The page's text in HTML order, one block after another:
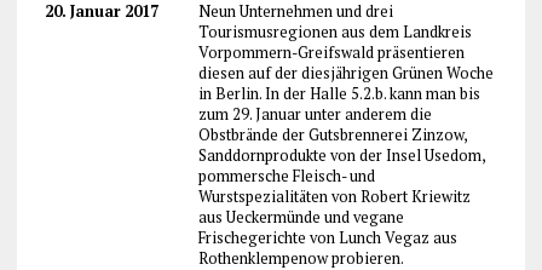
20. Januar 2017
Neun Unternehmen und drei
Tourismusregionen aus dem Landkreis
Vorpommern-Greifswald präsentieren
diesen auf der diesjährigen Grünen Woche
in Berlin. In der Halle 5.2.b. kann man bis
zum 29. Januar unter anderem die
Obstbrände der Gutsbrennerei Zinzow,
Sanddornprodukte von der Insel Usedom,
pommersche Fleisch- und
Wurstspezialitäten von Robert Kriewitz
aus Ueckermünde und vegane
Frischegerichte von Lunch Vegaz aus
Rothenklempenow probieren.